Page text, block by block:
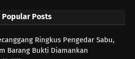
Popular Posts
Ringkus Pengedar Sabu,
Barang Bukti Diamankan